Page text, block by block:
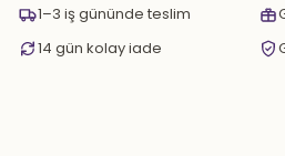
Mor
adet
1–3 iş gününde teslim
14 gün kolay iade